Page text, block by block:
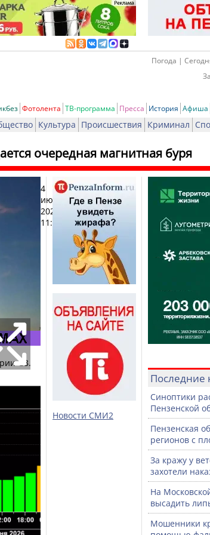
Погода |
Фотолента ТВ-программа Пресса История Афиша
Культура Происшествия Криминал
очередная магнитная буря
4
июня
2026,
11:54
Печать
G3.
Новости СМИ2
Последние
Синоптики
Пензенской
Пензенская
регионов с
За кражу у
захотели
На
высадить
Мошенники